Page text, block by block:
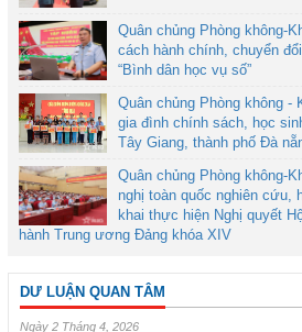
Quân chủng Phòng không-
cách hành chính, chuyển
“Bình dân học vụ số”
Quân chủng Phòng không -
gia đình chính sách, học
Tây Giang, thành phố Đà
Quân chủng Phòng không-
nghị toàn quốc nghiên cứu,
khai thực hiện Nghị quyết
hành Trung ương Đảng khóa XIV
DƯ LUẬN QUAN TÂM
Ngày 2 Tháng 4, 2026